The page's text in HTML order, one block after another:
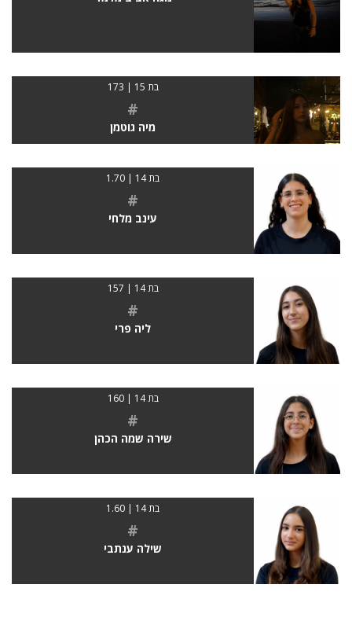
בת 15 | 173
#
מיה גוטמן
בת 14 | 1.70
#
עינב מלחי
בת 14 | 157
#
ליה פרי
בת 14 | 160
#
שירה שמה הכהן
בת 14 | 1.60
#
שילה ענתבי